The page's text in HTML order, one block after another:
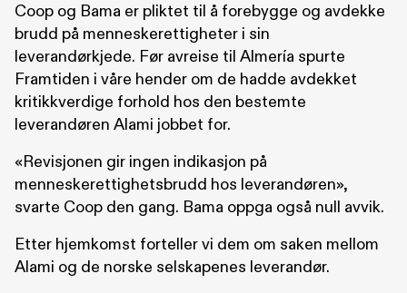
Coop og Bama er pliktet til å forebygge og avdekke
brudd på menneskerettigheter i sin
leverandørkjede. Før avreise til Almería spurte
Framtiden i våre hender om de hadde avdekket
kritikkverdige forhold hos den bestemte
leverandøren Alami jobbet for.
«Revisjonen gir ingen indikasjon på
menneskerettighetsbrudd hos leverandøren»,
svarte Coop den gang. Bama oppga også null avvik.
Etter hjemkomst forteller vi dem om saken mellom
Alami og de norske selskapenes leverandør.